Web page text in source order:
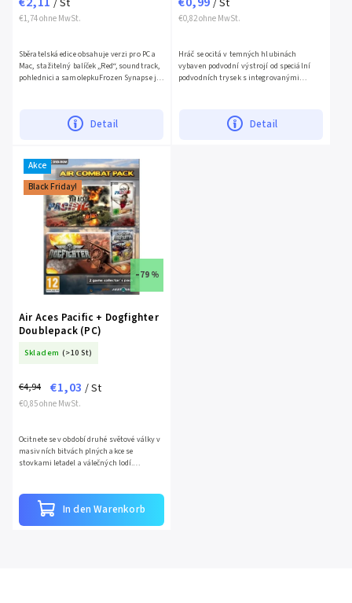
€1,74 ohne MwSt.
/ St
Detail
Sběratelská edice obsahuje verzi pro PC a
Mac, stažitelný balíček „Red“, soundtrack,
pohlednici a samolepkuFrozen Synapse je
€0,82 ohne MwSt.
/ St
Detail
Hráč se ocitá v temných hlubinách
vybaven podvodní výstrojí od speciální
podvodních trysek s integrovanými
Akce
Black Friday!
–79 %
Air Aces Pacific + Dogfighter
Doublepack (PC)
Skladem (>10 St)
€0,85 ohne MwSt.
€4,94 €1,03 / St
In den Warenkorb
Ocitnete se v období druhé světové války v
masivních bitvách plných akce se
stovkami letadel a válečných lodí.